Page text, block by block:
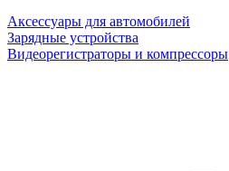
Аксессуары для автомобилей
Зарядные устройства
Видеорегистраторы и компрессоры